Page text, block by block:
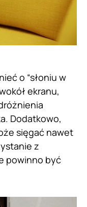
o “słoniu w
ekranu,
Dodatkowo,
sięgać nawet
z
powinno być